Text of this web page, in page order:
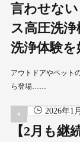
言わせな
ス高圧洗
洗浄体験を
アウトドアやペット
ら登場……
2026年1
【2月も